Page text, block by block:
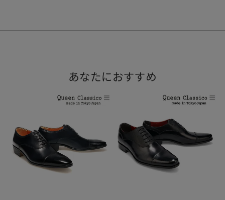
あなたにおすすめ